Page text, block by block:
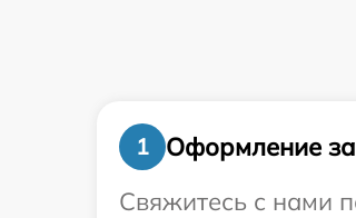
1
Оформление
Свяжитесь с нами